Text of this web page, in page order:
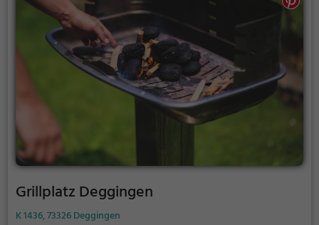
Grillplatz Deggingen
K 1436, 73326 Deggingen